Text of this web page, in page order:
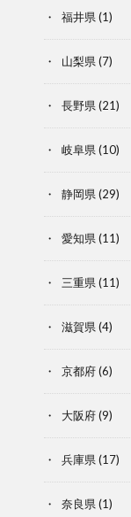
福井県(1)
山梨県(7)
長野県(21)
岐阜県(10)
静岡県(29)
愛知県(11)
三重県(11)
滋賀県(4)
京都府(6)
大阪府(9)
兵庫県(17)
奈良県(1)